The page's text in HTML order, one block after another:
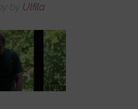
by by Ulfila